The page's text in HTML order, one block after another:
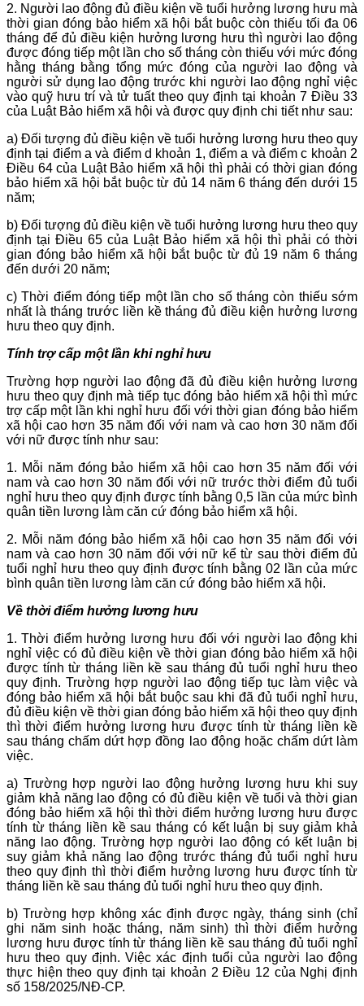
2. Người lao động đủ điều kiện về tuổi hưởng lương hưu mà
thời gian đóng bảo hiểm xã hội bắt buộc còn thiếu tối đa 06
tháng để đủ điều kiện hưởng lương hưu thì người lao động
được đóng tiếp một lần cho số tháng còn thiếu với mức đóng
hằng tháng bằng tổng mức đóng của người lao động và
người sử dụng lao động trước khi người lao động nghỉ việc
vào quỹ hưu trí và tử tuất theo quy định tại khoản 7 Điều 33
của Luật Bảo hiểm xã hội và được quy định chi tiết như sau:
a) Đối tượng đủ điều kiện về tuổi hưởng lương hưu theo quy
định tại điểm a và điểm d khoản 1, điểm a và điểm c khoản 2
Điều 64 của Luật Bảo hiểm xã hội thì phải có thời gian đóng
bảo hiểm xã hội bắt buộc từ đủ 14 năm 6 tháng đến dưới 15
năm;
b) Đối tượng đủ điều kiện về tuổi hưởng lương hưu theo quy
định tại Điều 65 của Luật Bảo hiểm xã hội thì phải có thời
gian đóng bảo hiểm xã hội bắt buộc từ đủ 19 năm 6 tháng
đến dưới 20 năm;
c) Thời điểm đóng tiếp một lần cho số tháng còn thiếu sớm
nhất là tháng trước liền kề tháng đủ điều kiện hưởng lương
hưu theo quy định.
Tính trợ cấp một lần khi nghỉ hưu
Trường hợp người lao động đã đủ điều kiện hưởng lương
hưu theo quy định mà tiếp tục đóng bảo hiểm xã hội thì mức
trợ cấp một lần khi nghỉ hưu đối với thời gian đóng bảo hiểm
xã hội cao hơn 35 năm đối với nam và cao hơn 30 năm đối
với nữ được tính như sau:
1. Mỗi năm đóng bảo hiểm xã hội cao hơn 35 năm đối với
nam và cao hơn 30 năm đối với nữ trước thời điểm đủ tuổi
nghỉ hưu theo quy định được tính bằng 0,5 lần của mức bình
quân tiền lương làm căn cứ đóng bảo hiểm xã hội.
2. Mỗi năm đóng bảo hiểm xã hội cao hơn 35 năm đối với
nam và cao hơn 30 năm đối với nữ kể từ sau thời điểm đủ
tuổi nghỉ hưu theo quy định được tính bằng 02 lần của mức
bình quân tiền lương làm căn cứ đóng bảo hiểm xã hội.
Về thời điểm hưởng lương hưu
1. Thời điểm hưởng lương hưu đối với người lao động khi
nghỉ việc có đủ điều kiện về thời gian đóng bảo hiểm xã hội
được tính từ tháng liền kề sau tháng đủ tuổi nghỉ hưu theo
quy định. Trường hợp người lao động tiếp tục làm việc và
đóng bảo hiểm xã hội bắt buộc sau khi đã đủ tuổi nghỉ hưu,
đủ điều kiện về thời gian đóng bảo hiểm xã hội theo quy định
thì thời điểm hưởng lương hưu được tính từ tháng liền kề
sau tháng chấm dứt hợp đồng lao động hoặc chấm dứt làm
việc.
a) Trường hợp người lao động hưởng lương hưu khi suy
giảm khả năng lao động có đủ điều kiện về tuổi và thời gian
đóng bảo hiểm xã hội thì thời điểm hưởng lương hưu được
tính từ tháng liền kề sau tháng có kết luận bị suy giảm khả
năng lao động. Trường hợp người lao động có kết luận bị
suy giảm khả năng lao động trước tháng đủ tuổi nghỉ hưu
theo quy định thì thời điểm hưởng lương hưu được tính từ
tháng liền kề sau tháng đủ tuổi nghỉ hưu theo quy định.
b) Trường hợp không xác định được ngày, tháng sinh (chỉ
ghi năm sinh hoặc tháng, năm sinh) thì thời điểm hưởng
lương hưu được tính từ tháng liền kề sau tháng đủ tuổi nghỉ
hưu theo quy định. Việc xác định tuổi của người lao động
thực hiện theo quy định tại khoản 2 Điều 12 của Nghị định
số 158/2025/NĐ-CP.